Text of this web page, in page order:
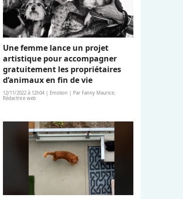
Une femme lance un projet
artistique pour accompagner
gratuitement les propriétaires
d’animaux en fin de vie
12/11/2022 à 12h04 | Emotion | Par Fanny Maurice,
Rédactrice web